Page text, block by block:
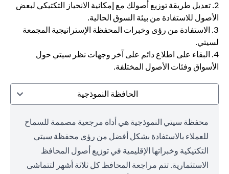
2. تعديل طريقة توزيع أصولك مع إمكانية الانحياز التكتيكي لبعض
الأصول للاستفادة من بيئة السوق الحالية.
3. الاستفادة من رؤى وخبرات المحفظة الإستراتيجية المجمعة
لسيتي.
4. البقاء على اطلاع دائم على آخر وجهات نظر سيتي حول
الأسواق وفئات الأصول المختلفة.
الحافظة النموذجية
محفظة سيتي النموذجية هي أداة مرجعية مصممة للسماح
للعملاء بالاستفادة بشكل أفضل من رؤى محفظة سيتي
التكتيكية وخبراتها الإقليمية في توزيع أصول المحافظ
الاستثمارية. تتم مراجعة المحافظ كل ثلاثة أشهر لتتماشى